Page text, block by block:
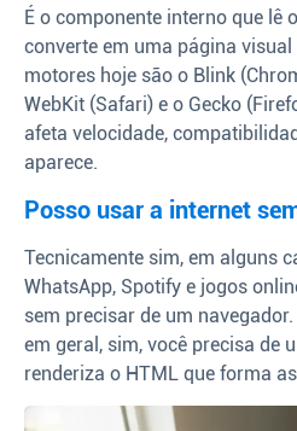
É o componente interno que lê
converte em uma página
motores hoje são o Blink
WebKit (Safari) e o Gecko
afeta velocidade,
aparece.
Posso usar a internet
Tecnicamente sim, em alguns
WhatsApp, Spotify e jogos
sem precisar de um
em geral, sim, você precisa de
renderiza o HTML que forma